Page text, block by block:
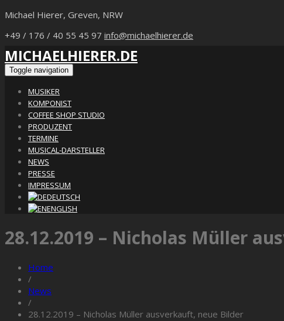
Michael Hierer, Greven, NRW
+49 / 176 / 40 55 45 97 info@michaelhierer.de
MICHAELHIERER.DE
Toggle navigation
MUSIKER
KOMPONIST
COFFEE SHOP STUDIO
PRODUZENT
TERMINE
MUSICAL-DARSTELLER
NEWS
PRESSE
IMPRESSUM
DEUTSCH
ENGLISH
28.12.2019 – Nicholas Müller
Home
/
News
/
28.12.2019 – Nicholas Müller ausverkauft, neue Bilder